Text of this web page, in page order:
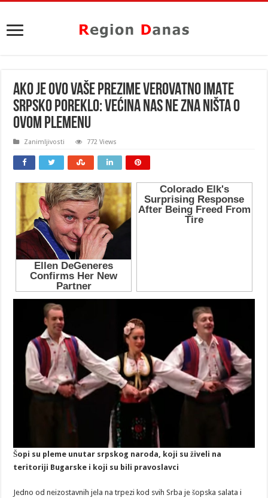
AKO JE OVO VAŠE PREZIME VEROVATNO IMATE
SRPSKO POREKLO: Većina nas ne zna ništa o
OVOM PLEMENU
Zanimljivosti 772 Views
Šopi su pleme unutar srpskog naroda, koji su živeli na
teritoriji Bugarske i koji su bili pravoslavci
Jedno od neizostavnih jela na trpezi kod svih Srba je šopska salata i